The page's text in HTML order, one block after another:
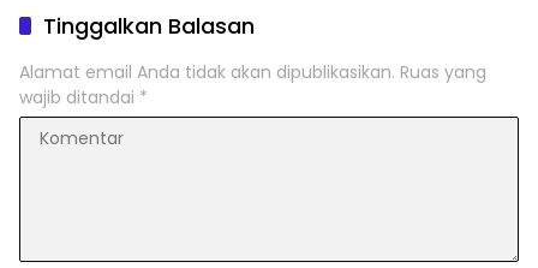
Tinggalkan Balasan
Alamat email Anda tidak akan dipublikasikan. Ruas yang
wajib ditandai *